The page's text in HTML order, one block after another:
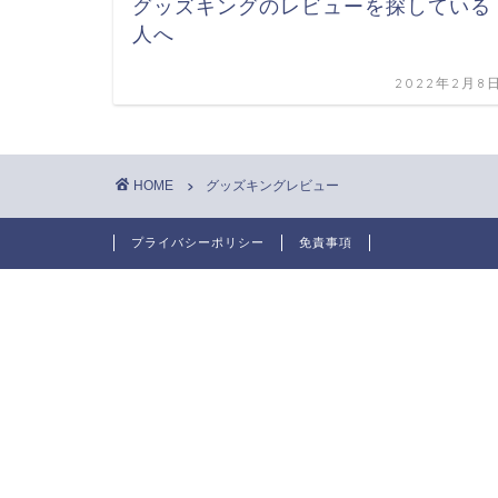
グッズキングのレビューを探している
人へ
2022年2月8
HOME グッズキングレビュー
プライバシーポリシー 免責事項